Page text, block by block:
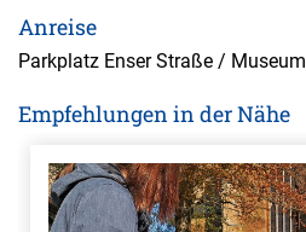
Anreise
Parkplatz Enser Straße / Museum
Empfehlungen in der Nähe